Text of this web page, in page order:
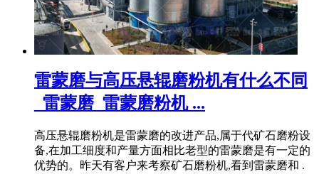
雷蒙磨与高压悬辊磨粉机有什么不同
_雷蒙磨_雷蒙磨粉机 ...
高压悬辊磨粉机是雷蒙磨的改进产品,属于代矿石磨粉设
备,在加工细度和产量方面相比老型的雷蒙磨是有一定的
优势的。昨天有客户来考察矿石磨粉机,看到雷蒙磨和 .